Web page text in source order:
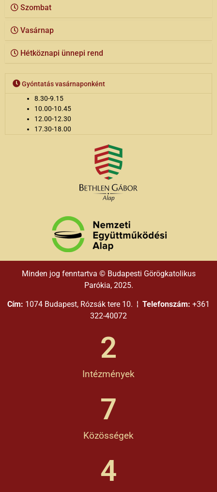
Szombat
Vasárnap
Hétköznapi ünnepi rend
Gyóntatás vasárnaponként
8.30-9.15
10.00-10.45
12.00-12.30
17.30-18.00
Minden jog fenntartva © Budapesti Görögkatolikus
Parókia, 2025.
Cím: 1074 Budapest, Rózsák tere 10. ¦ Telefonszám: +361
322-40072
Intézmények
2
Közösségek
7
4